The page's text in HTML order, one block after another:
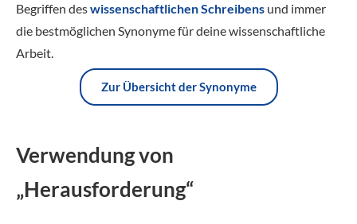
Begriffen deswissenschaftlichen Schreibens und immer
die bestmöglichen Synonyme für deine wissenschaftliche
Arbeit.
Zur Übersicht der Synonyme
Verwendung von
„Herausforderung“